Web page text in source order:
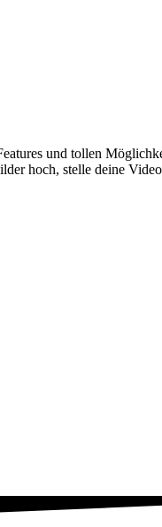
und tollen
hoch, stelle deine